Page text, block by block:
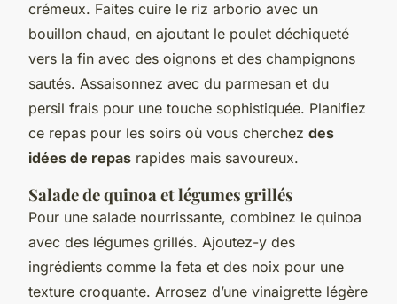
crémeux. Faites cuire le riz arborio avec un
bouillon chaud, en ajoutant le poulet déchiqueté
vers la fin avec des oignons et des champignons
sautés. Assaisonnez avec du parmesan et du
persil frais pour une touche sophistiquée. Planifiez
ce repas pour les soirs où vous cherchez des
idées de repas rapides mais savoureux.
Salade de quinoa et légumes grillés
Pour une salade nourrissante, combinez le quinoa
avec des légumes grillés. Ajoutez-y des
ingrédients comme la feta et des noix pour une
texture croquante. Arrosez d’une vinaigrette légère